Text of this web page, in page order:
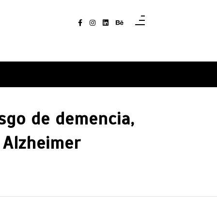
de demencia,